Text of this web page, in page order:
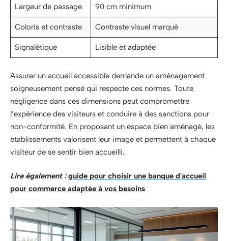
Largeur de passage 90 cm minimum
Coloris et contraste Contraste visuel marqué
Signalétique Lisible et adaptée
Assurer un accueil accessible demande un aménagement
soigneusement pensé qui respecte ces normes. Toute
négligence dans ces dimensions peut compromettre
l’expérience des visiteurs et conduire à des sanctions pour
non-conformité. En proposant un espace bien aménagé, les
établissements valorisent leur image et permettent à chaque
visiteur de se sentir bien accueilli.
Lire également : guide pour choisir une banque d'accueil
pour commerce adaptée à vos besoins